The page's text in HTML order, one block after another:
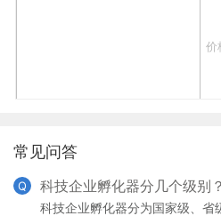
价
常见问答
科技企业孵化器分几个级别？
科技企业孵化器分为国家级、省
Q